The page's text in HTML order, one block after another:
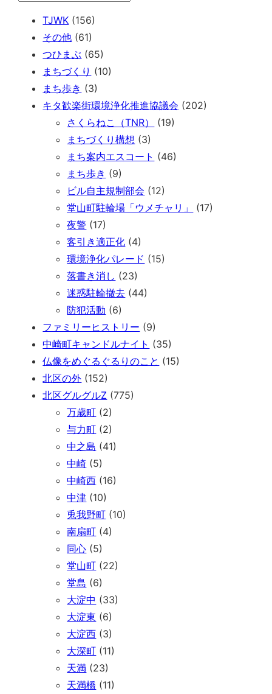
TJWK (156)
その他 (61)
つひまぶ (65)
まちづくり (10)
まち歩き (3)
キタ歓楽街環境浄化推進協議会 (202)
さくらねこ（TNR）
(19)
まちづくり構想 (3)
まち案内エスコート (46)
まち歩き (9)
ビル自主規制部会 (12)
堂山町駐輪場「ウメチャリ」
(17)
夜警 (17)
客引き適正化 (4)
環境浄化パレード (15)
落書き消し (23)
迷惑駐輪撤去 (44)
防犯活動 (6)
ファミリーヒストリー (9)
中崎町キャンドルナイト (35)
仏像をめぐるぐるりのこと (15)
北区の外 (152)
北区グルグルZ (775)
万歳町 (2)
与力町 (2)
中之島 (41)
中崎 (5)
中崎西 (16)
中津 (10)
兎我野町 (10)
南扇町 (4)
同心 (5)
堂山町 (22)
堂島 (6)
大淀中 (33)
大淀東 (6)
大淀西 (3)
大深町 (11)
天満 (23)
天満橋 (11)